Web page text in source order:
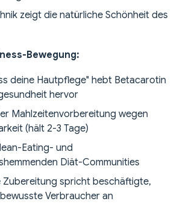
zeigt die natürliche Schönheit des
Bewegung:
deine Hautpflege" hebt Betacarotin
hervor
Mahlzeitenvorbereitung wegen
(hält 2-3 Tage)
Eating- und
Diät-Communities
Zubereitung spricht beschäftigte,
Verbraucher an